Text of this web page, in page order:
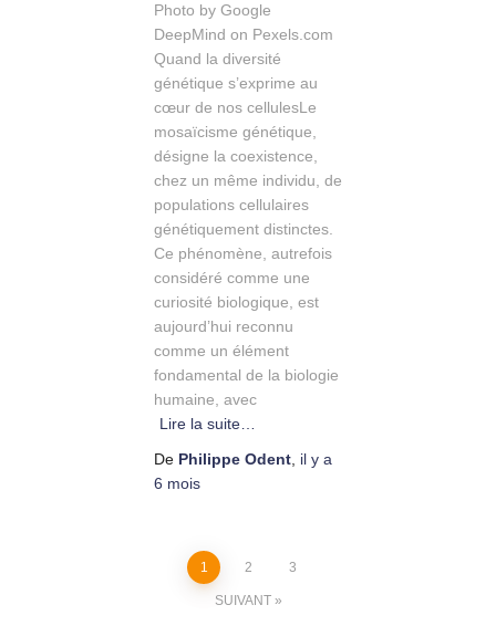
Photo by Google
DeepMind on Pexels.com
Quand la diversité
génétique s’exprime au
cœur de nos cellulesLe
mosaïcisme génétique,
désigne la coexistence,
chez un même individu, de
populations cellulaires
génétiquement distinctes.
Ce phénomène, autrefois
considéré comme une
curiosité biologique, est
aujourd’hui reconnu
comme un élément
fondamental de la biologie
humaine, avec
Lire la suite…
De Philippe Odent, il y a
6 mois
Pagination
1 2 3
SUIVANT